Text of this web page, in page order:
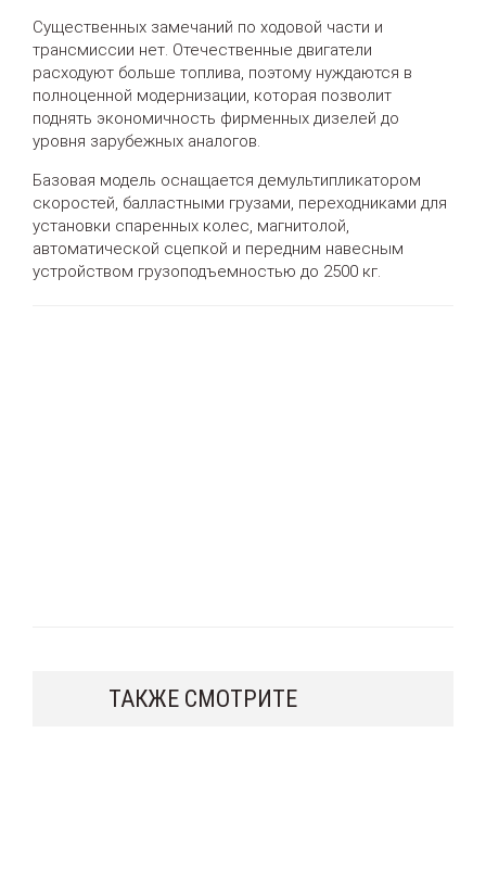
Существенных замечаний по ходовой части и
трансмиссии нет. Отечественные двигатели
расходуют больше топлива, поэтому нуждаются в
полноценной модернизации, которая позволит
поднять экономичность фирменных дизелей до
уровня зарубежных аналогов.
Базовая модель оснащается демультипликатором
скоростей, балластными грузами, переходниками для
установки спаренных колес, магнитолой,
автоматической сцепкой и передним навесным
устройством грузоподъемностью до 2500 кг.
ТАКЖЕ СМОТРИТЕ